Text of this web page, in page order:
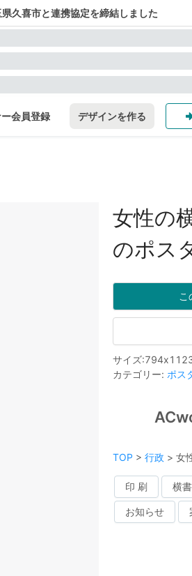
久喜市と連携協定を締結しました
会員登録 デザインを作る
女性の
のポス
こ
サイズ:794x
カテゴリー: ポス
TOP > 行政 > 女
印 刷 横
お知らせ